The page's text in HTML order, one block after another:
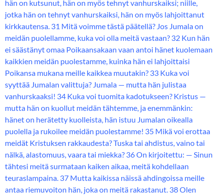
hän on kutsunut, hän on myös tehnyt vanhurskaiksi; niille,
jotka hän on tehnyt vanhurskaiksi, hän on myös lahjoittanut
kirkkautensa. 31 Mitä voimme tästä päätellä? Jos Jumala on
meidän puolellamme, kuka voi olla meitä vastaan? 32 Kun hän
ei säästänyt omaa Poikaansakaan vaan antoi hänet kuolemaan
kaikkien meidän puolestamme, kuinka hän ei lahjoittaisi
Poikansa mukana meille kaikkea muutakin? 33 Kuka voi
syyttää Jumalan valittuja? Jumala — mutta hän julistaa
vanhurskaaksi! 34 Kuka voi tuomita kadotukseen? Kristus —
mutta hän on kuollut meidän tähtemme, ja enemmänkin:
hänet on herätetty kuolleista, hän istuu Jumalan oikealla
puolella ja rukoilee meidän puolestamme! 35 Mikä voi erottaa
meidät Kristuksen rakkaudesta? Tuska tai ahdistus, vaino tai
nälkä, alastomuus, vaara tai miekka? 36 On kirjoitettu: — Sinun
tähtesi meitä surmataan kaiken aikaa, meitä kohdellaan
teuraslampaina. 37 Mutta kaikissa näissä ahdingoissa meille
antaa riemuvoiton hän, joka on meitä rakastanut. 38 Olen